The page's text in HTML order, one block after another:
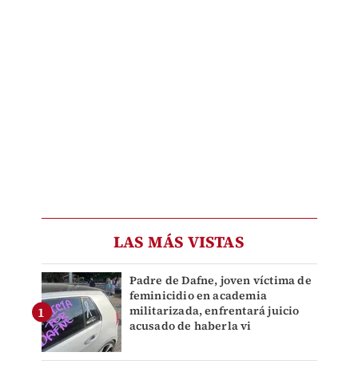
LAS MÁS VISTAS
Padre de Dafne, joven víctima de
feminicidio en academia
militarizada, enfrentará juicio
acusado de haberla vi